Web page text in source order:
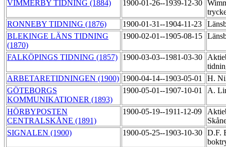
VIMMERBY TIDNING (1884)
1900-01-26--1939-12-30
RONNEBY TIDNING (1876)
1900-01-31--1904-11-23
BLEKINGE LÄNS TIDNING
(1870)
1900-02-01--1905-08-15
FALKÖPINGS TIDNING (1857) 1900-03-03--1981-03-30
ARBETARETIDNINGEN (1900) 1900-04-14--1903-05-01
H.
GÖTEBORGS
KOMMUNIKATIONER (1893)
1900-05-01--1907-10-01 A.
HÖRBYPOSTEN
CENTRALSKÅNE (1891)
1900-05-19--1911-12-09
SIGNALEN (1900)
1900-05-25--1903-10-30 D.F.